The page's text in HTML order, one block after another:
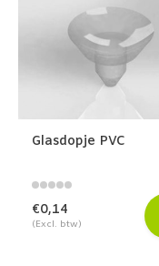
Glasdopje PVC
€0,14
(Excl. btw)